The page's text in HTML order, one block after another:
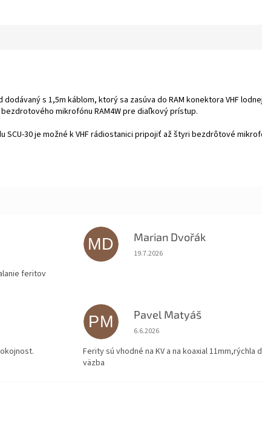
remote
s 1,5m káblom, ktorý sa zasúva do RAM konektora VHF
mikrofónu RAM4W pre diaľkový prístup.
30 je možné k VHF rádiostanici pripojiť až štyri bezdrôtové
feritov
MD Marian Dvořák
Hodnotenie obchodu je 5 z 5
19.7.2026
PM Pavel Matyáš
Hodnotenie obchodu je 5 z 5
6.6.2026
Ferity sú vhodné na KV a na koaxial 11mm,rýchla
väzba